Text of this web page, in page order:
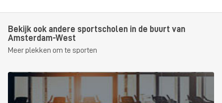
Bekijk ook andere sportscholen in de buurt van
Amsterdam-West
Meer plekken om te sporten